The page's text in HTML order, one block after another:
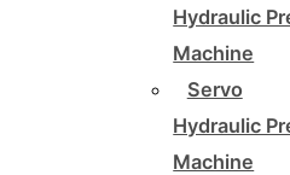
Hydraulic
Machine
Servo
Hydraulic
Machine